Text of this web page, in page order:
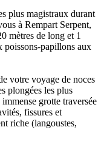
plus magistraux durant
à Rempart Serpent,
mètres de long et 1
poissons-papillons aux
votre voyage de noces
plongées les plus
grotte traversée
fissures et
riche (langoustes,